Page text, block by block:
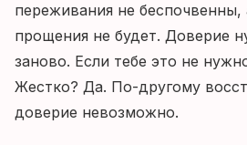
переживания не беспочвенны,
прощения не будет. Доверие
заново. Если тебе это не
Жестко? Да. По-другому
доверие невозможно.